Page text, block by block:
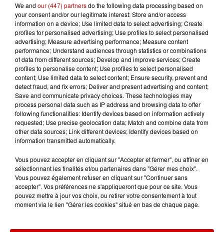
Le Duel - Gagnez vos entrées
pour l'un des zoos de nos
régions !
Destination Vacances - Gagnez
votre séjour en famille au cœur
de la...
Destination Vacances : inscrivez-
vous !
We and our (447) partnersdo the following data processing based on
your consent and/or our legitimate interest: Store and/or access
information on a device; Use limited data to select advertising; Create
profiles for personalised advertising; Use profiles to select personalised
advertising; Measure advertising performance; Measure content
performance; Understand audiences through statistics or combinations
of data from different sources; Develop and improve services; Create
profiles to personalise content; Use profiles to select personalised
content; Use limited data to select content; Ensure security, prevent and
detect fraud, and fix errors; Deliver and present advertising and content;
Save and communicate privacy choices. These technologies may
process personal data such as IP address and browsing data to offer
following functionalities: Identify devices based on information actively
requested; Use precise geolocation data; Match and combine data from
other data sources; Link different devices; Identify devices based on
information transmitted automatically.
Vous pouvez accepter en cliquant sur "Accepter et fermer", ou affiner en
sélectionnant les finalités et/ou partenaires dans "Gérer mes choix".
Vous pouvez également refuser en cliquant sur "Continuer sans
accepter". Vos préférences ne s'appliqueront que pour ce site. Vous
pouvez mettre à jour vos choix, ou retirer votre consentement à tout
moment via le lien "Gérer les cookies" situé en bas de chaque page.